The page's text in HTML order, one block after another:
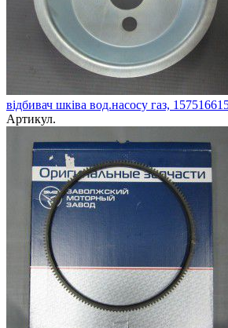
відбивач шківа вод.насосу газ,
Артикул.